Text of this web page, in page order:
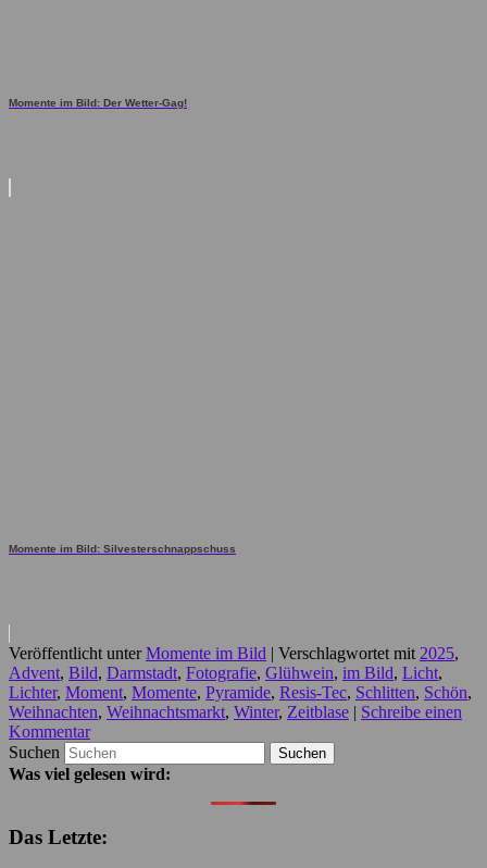
Momente im Bild: Der Wetter-Gag!
Momente im Bild: Silvesterschnappschuss
Veröffentlicht unter Momente im Bild | Verschlagwortet mit 2025,
Advent, Bild, Darmstadt, Fotografie, Glühwein, im Bild, Licht,
Lichter, Moment, Momente, Pyramide, Resis-Tec, Schlitten, Schön,
Weihnachten, Weihnachtsmarkt, Winter, Zeitblase | Schreibe einen
Kommentar
Suchen
Was viel gelesen wird:
Das Letzte: